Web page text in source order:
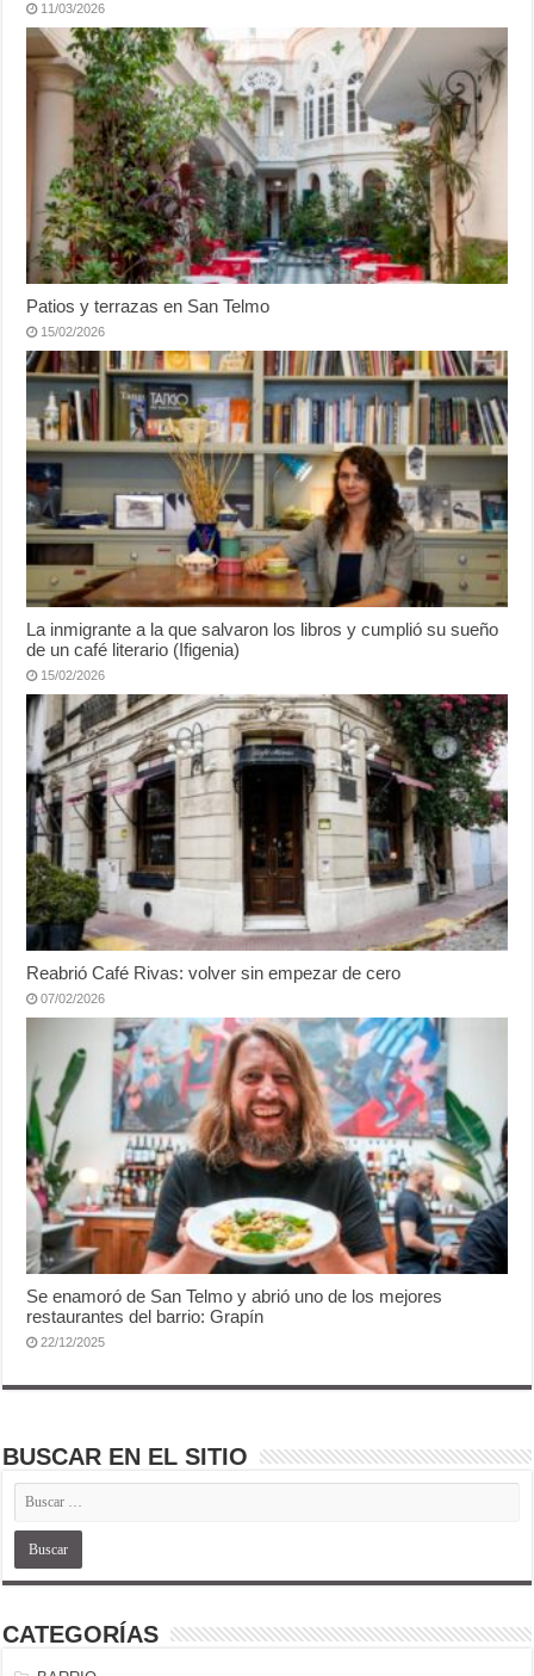
11/03/2026
Patios y terrazas en San Telmo
15/02/2026
La inmigrante a la que salvaron los libros y cumplió su sueño
de un café literario (Ifigenia)
15/02/2026
Reabrió Café Rivas: volver sin empezar de cero
07/02/2026
Se enamoró de San Telmo y abrió uno de los mejores
restaurantes del barrio: Grapín
22/12/2025
BUSCAR EN EL SITIO
CATEGORÍAS